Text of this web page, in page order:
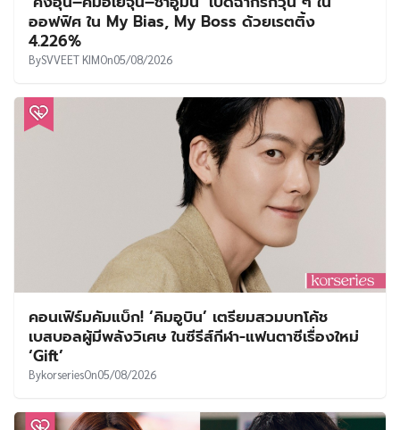
ออฟฟิศ ใน My Bias, My Boss ด้วยเรตติ้ง
4.226%
BySVVEET KIMOn05/08/2026
คอนเฟิร์มคัมแบ็ก! ‘คิมอูบิน’ เตรียมสวมบทโค้ช
เบสบอลผู้มีพลังวิเศษ ในซีรีส์กีฬา-แฟนตาซีเรื่องใหม่
‘Gift’
BykorseriesOn05/08/2026